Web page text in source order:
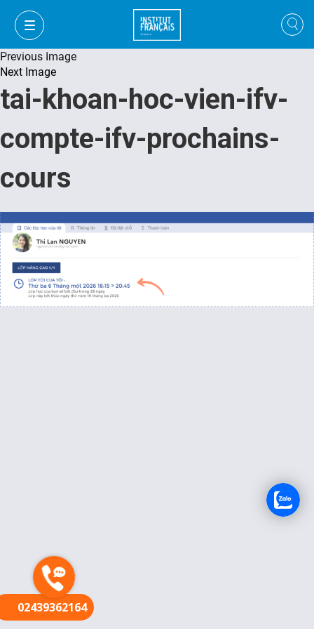
VI
Previous Image
Next Image
tai-khoan-hoc-vien-ifv-
compte-ifv-prochains-
cours
02439362164